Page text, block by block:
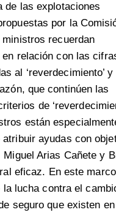
de las explotaciones
por la
recuerdan
relación con las
al ‘reverdecimiento’ y
que continúen las
de
están
ayudas con
Arias Cañete y
eficaz. En este
lucha contra el
seguro que existen